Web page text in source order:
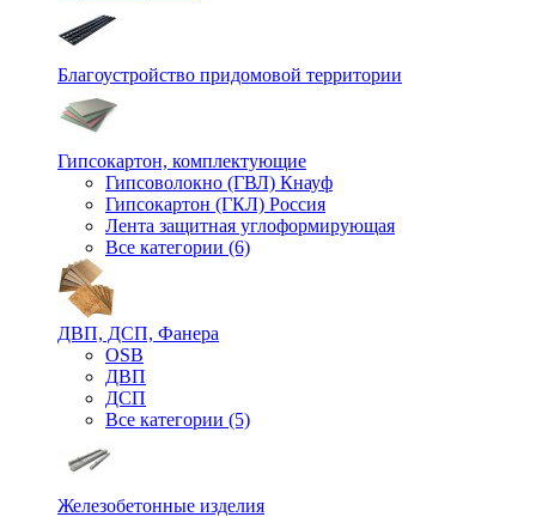
Благоустройство придомовой территории
Гипсокартон, комплектующие
Гипсоволокно (ГВЛ) Кнауф
Гипсокартон (ГКЛ) Россия
Лента защитная углоформирующая
Все категории (6)
ДВП, ДСП, Фанера
OSB
ДВП
ДСП
Все категории (5)
Железобетонные изделия